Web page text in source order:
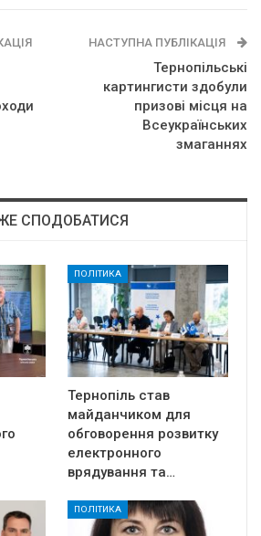
НАСТУПНА ПУБЛІКАЦІЯ
Тернопільські
картингисти здобули
призові місця на
Всеукраїнських
змаганнях
СПОДОБАТИСЯ
ПОЛІТИКА
Тернопіль став
майданчиком для
обговорення розвитку
електронного
врядування та…
ПОЛІТИКА